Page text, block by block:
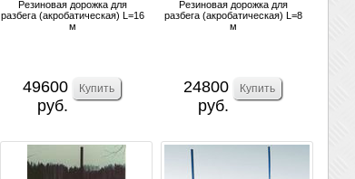
(акробатическая)
Резиновая дорожка для
разбега (акробатическая) L=16
м
49600
руб.
(акробатическая)
Резиновая дорожка для
разбега (акробатическая) L=8
м
24800
руб.